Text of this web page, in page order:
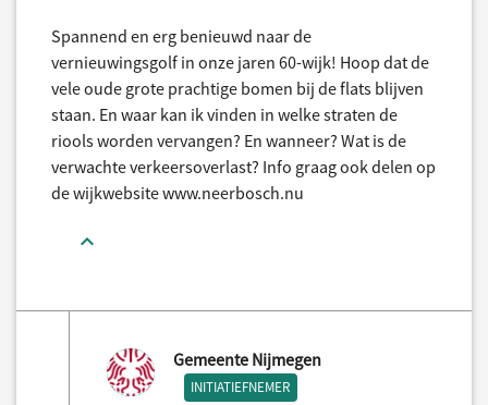
Spannend en erg benieuwd naar de
vernieuwingsgolf in onze jaren 60-wijk! Hoop dat de
vele oude grote prachtige bomen bij de flats blijven
staan. En waar kan ik vinden in welke straten de
riools worden vervangen? En wanneer? Wat is de
verwachte verkeersoverlast? Info graag ook delen op
de wijkwebsite www.neerbosch.nu
Gemeente Nijmegen
INITIATIEFNEMER